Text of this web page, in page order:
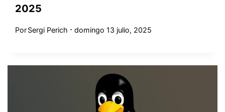
2025
PorSergi Perich domingo 13 julio, 2025